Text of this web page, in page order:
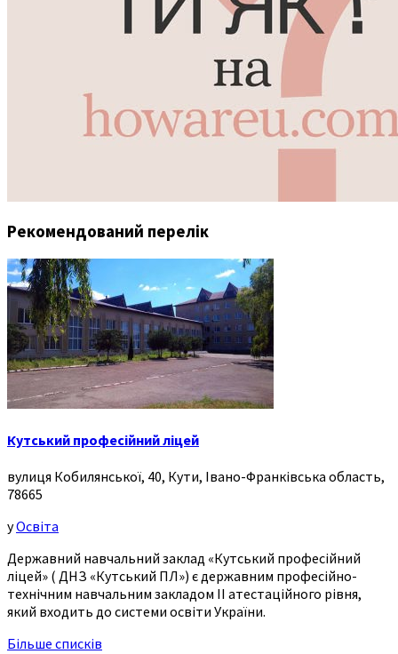
Рекомендований перелік
Кутський професійний ліцей
вулиця Кобилянської, 40, Кути, Івано-Франківська область,
78665
уОсвіта
Державний навчальний заклад «Кутський професійний
ліцей» ( ДНЗ «Кутський ПЛ») є державним професійно-
технічним навчальним закладом ІІ атестаційного рівня,
який входить до системи освіти України.
Більше списків